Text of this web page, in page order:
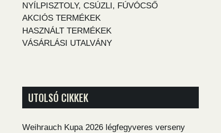
NYÍLPISZTOLY, CSÚZLI, FÚVÓCSŐ
AKCIÓS TERMÉKEK
HASZNÁLT TERMÉKEK
VÁSÁRLÁSI UTALVÁNY
UTOLSÓ CIKKEK
Weihrauch Kupa 2026 légfegyveres verseny